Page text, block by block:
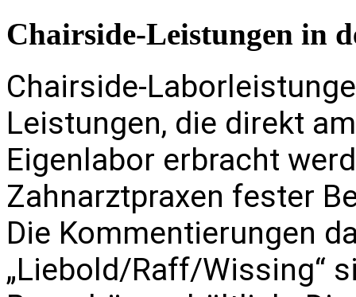
Chairside-Leistungen in
Chairside-
Leistungen, die direkt
Eigenlabor erbracht
Zahnarztpraxen fester
Die Kommentierungen
„Liebold/Raff/Wissing“